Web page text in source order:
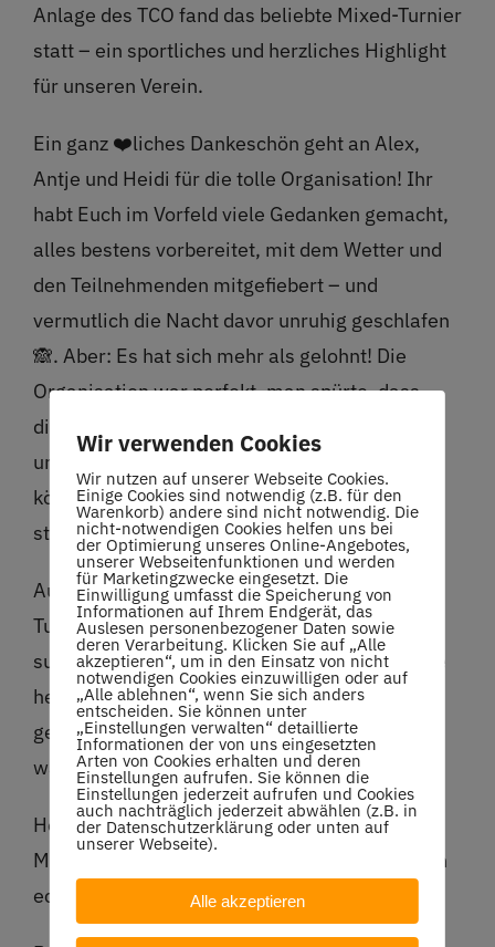
Anlage des TCO fand das beliebte Mixed-Turnier
statt – ein sportliches und herzliches Highlight
für unseren Verein.
Ein ganz ❤️liches Dankeschön geht an Alex,
Antje und Heidi für die tolle Organisation! Ihr
habt Euch im Vorfeld viele Gedanken gemacht,
alles bestens vorbereitet, mit dem Wetter und
den Teilnehmenden mitgefiebert – und
vermutlich die Nacht davor unruhig geschlafen
🙈. Aber: Es hat sich mehr als gelohnt! Die
Organisation war perfekt, man spürte, dass
dieses Turnier etwas Besonderes war. Auf
unserer Anlage war richtig was los – darauf
können wir als Verein und vor allem ihr sehr
stolz sein! 👏
Auch ein großes Dankeschön an unsere
Turnierleitung Antje und Ulli – ihr habt das
super gemacht! Und nicht zu vergessen: all die
helfenden Hände, die spontan mit angepackt,
gebacken und unterstützt haben. Ohne Euch
wäre dieser Tag nicht so gelungen gewesen.
Herzlichen Glückwunsch an Christoph und
Madleine zum Turniersieg – das Finale war ein
echtes Highlight und schön anzusehen!
Wir verwenden Cookies
Wir nutzen auf unserer Webseite Cookies.
Einige Cookies sind notwendig (z.B. für den
Warenkorb) andere sind nicht notwendig. Die
nicht-notwendigen Cookies helfen uns bei
der Optimierung unseres Online-Angebotes,
unserer Webseitenfunktionen und werden
für Marketingzwecke eingesetzt. Die
Einwilligung umfasst die Speicherung von
Informationen auf Ihrem Endgerät, das
Auslesen personenbezogener Daten sowie
deren Verarbeitung. Klicken Sie auf „Alle
akzeptieren“, um in den Einsatz von nicht
notwendigen Cookies einzuwilligen oder auf
„Alle ablehnen“, wenn Sie sich anders
entscheiden. Sie können unter
„Einstellungen verwalten“ detaillierte
Informationen der von uns eingesetzten
Arten von Cookies erhalten und deren
Einstellungen aufrufen. Sie können die
Einstellungen jederzeit aufrufen und Cookies
auch nachträglich jederzeit abwählen (z.B. in
der Datenschutzerklärung oder unten auf
unserer Webseite).
Alle akzeptieren